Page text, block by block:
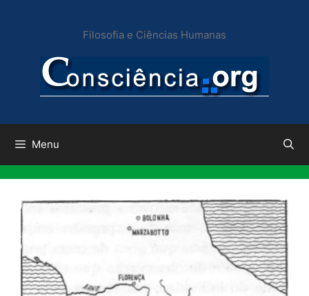
conteúdo
Filosofia e Ciências Humanas
Menu